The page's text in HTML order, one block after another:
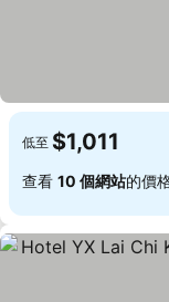
低至 $1,011
查看 10 個網站的價